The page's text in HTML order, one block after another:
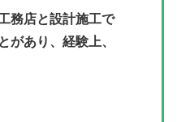
務店と設計施工で
があり、経験上、